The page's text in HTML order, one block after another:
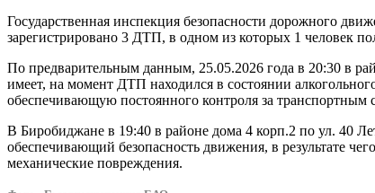
электропередач
Государственная инспекция безопасности дорожного
зарегистрировано 3 ДТП, в одном из которых 1 человек
По предварительным данным, 25.05.2026 года в 20:30 в
имеет, на момент ДТП находился в состоянии
обеспечивающую постоянного контроля за транспортным
В Биробиджане в 19:40 в районе дома 4 корп.2 по ул. 40
обеспечивающий безопасность движения, в результате
механические повреждения.